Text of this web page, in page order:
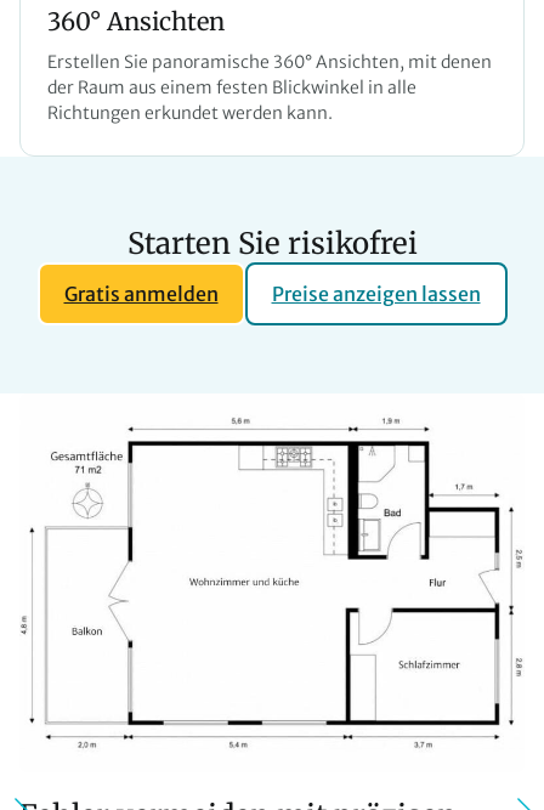
360° Ansichten
Erstellen Sie panoramische 360° Ansichten, mit denen
der Raum aus einem festen Blickwinkel in alle
Richtungen erkundet werden kann.
Starten Sie risikofrei
Gratis anmelden Preise anzeigen lassen